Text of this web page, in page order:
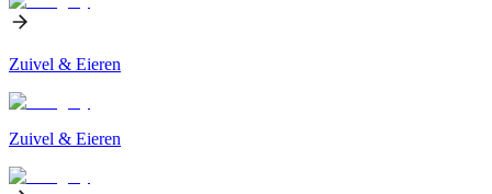
Zuivel & Eieren
Zuivel & Eieren